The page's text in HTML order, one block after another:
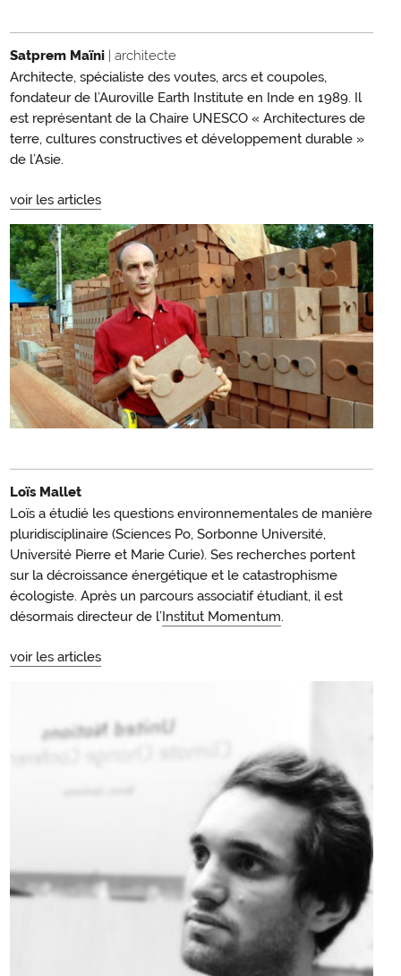
Satprem Maïni | architecte
Architecte, spécialiste des voutes, arcs et coupoles,
fondateur de l’Auroville Earth Institute en Inde en 1989. Il
est représentant de la Chaire UNESCO « Architectures de
terre, cultures constructives et développement durable »
de l’Asie.
voir les articles
Loïs Mallet
Loïs a étudié les questions environnementales de manière
pluridisciplinaire (Sciences Po, Sorbonne Université,
Université Pierre et Marie Curie). Ses recherches portent
sur la décroissance énergétique et le catastrophisme
écologiste. Après un parcours associatif étudiant, il est
désormais directeur de l’Institut Momentum.
voir les articles